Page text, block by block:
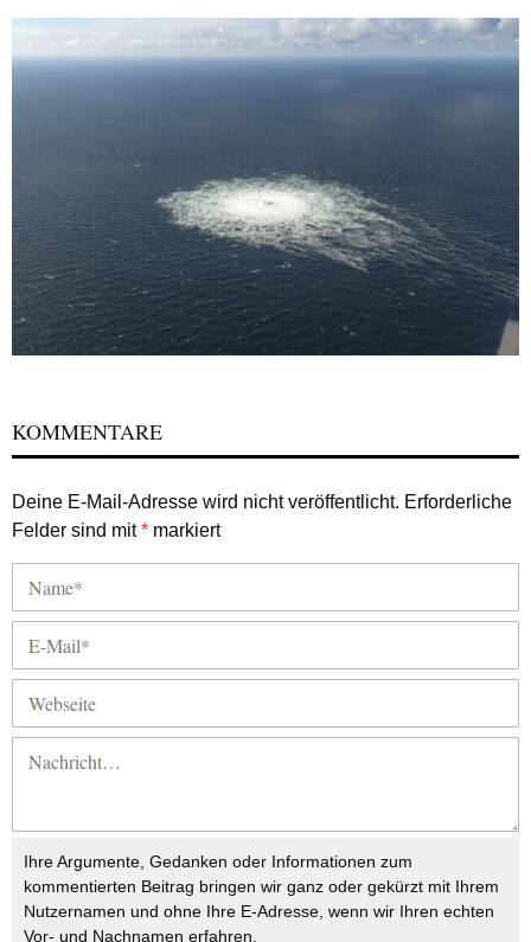
KOMMENTARE
Deine E-Mail-Adresse wird nicht veröffentlicht. Erforderliche
Felder sind mit* markiert
Ihre Argumente, Gedanken oder Informationen zum
kommentierten Beitrag bringen wir ganz oder gekürzt mit Ihrem
Nutzernamen und ohne Ihre E-Adresse, wenn wir Ihren echten
Vor- und Nachnamen erfahren.